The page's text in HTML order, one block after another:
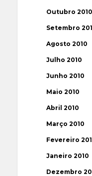
Outubro 2010
Setembro
Agosto 2010
Julho 2010
Junho 2010
Maio 2010
Abril 2010
Março 2010
Fevereiro
Janeiro 2010
Dezembro